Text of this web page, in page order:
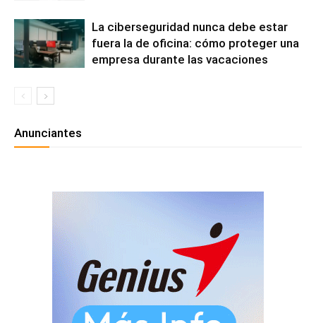
La ciberseguridad nunca debe estar
fuera la de oficina: cómo proteger una
empresa durante las vacaciones
Anunciantes